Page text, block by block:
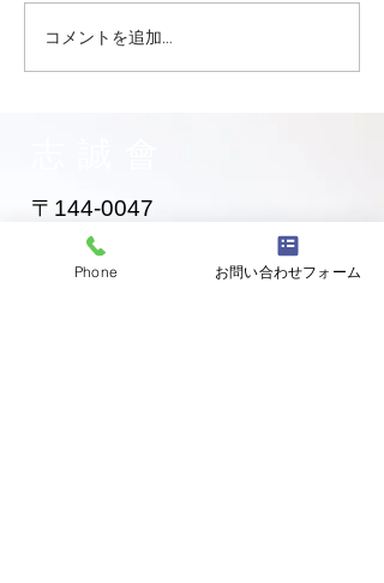
大田区 萩中 志誠會 空手
黄色帯になったおねえち
コメントを追加…
〒144-0047
東京都大田区萩中二丁目1-20
​※gym &studioＳＫＴ内
Phone お問い合わせフォーム